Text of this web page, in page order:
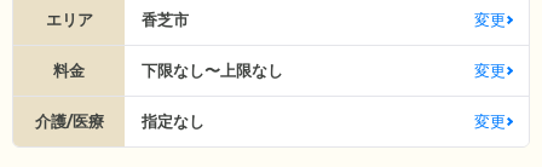
エリア 香芝市 変更
料金 下限なし〜上限なし 変更
介護/医療 指定なし 変更